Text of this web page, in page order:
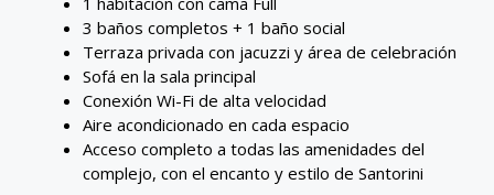
3 baños completos + 1 baño social
Terraza privada con jacuzzi y área de celebración
Sofá en la sala principal
Conexión Wi-Fi de alta velocidad
Aire acondicionado en cada espacio
Acceso completo a todas las amenidades del
complejo, con el encanto y estilo de Santorini